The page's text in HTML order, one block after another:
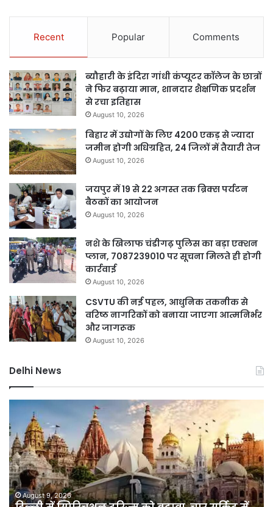
Recent Popular Comments
ब्यौहारी के इंदिरा गांधी कंप्यूटर कॉलेज के छात्रों
ने फिर बढ़ाया मान, शानदार शैक्षणिक प्रदर्शन
से रचा इतिहास
August 10, 2026
बिहार में उद्योगों के लिए 4200 एकड़ से ज्यादा
जमीन होगी अधिग्रहित, 24 जिलों में तैयारी तेज
August 10, 2026
जयपुर में 19 से 22 अगस्त तक ब्रिक्स पर्यटन
बैठकों का आयोजन
August 10, 2026
नशे के खिलाफ चंडीगढ़ पुलिस का बड़ा एक्शन
प्लान, 7087239010 पर सूचना मिलते ही होगी
कार्रवाई
August 10, 2026
CSVTU की नई पहल, आधुनिक तकनीक से
वरिष्ठ नागरिकों को बनाया जाएगा आत्मनिर्भर
और जागरूक
August 10, 2026
Delhi News
दिल्ली
पुलिस
का
ऑपरेशन
प्रहार,
72
घंटे
में
August 8, 2026